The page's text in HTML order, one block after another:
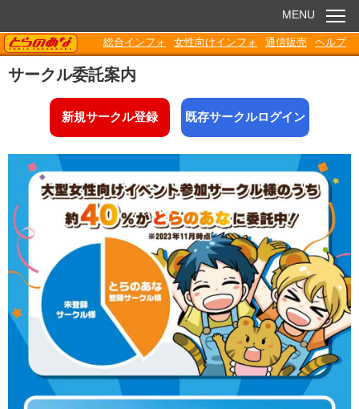
お知らせ
電子書籍
Q&A
各種ダウンロード
MENU
TORANOANA
総合インフォ 女性向けインフォ 通信販売 ヘルプ
サークル委託案内
新規サークル登録 既存サークルログイン